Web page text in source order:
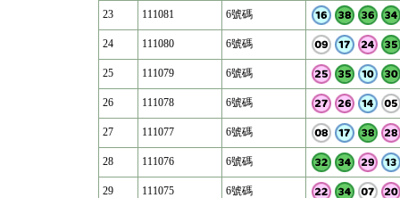
23 111081 6號碼
24 111080 6號碼
25 111079 6號碼
26 111078 6號碼
27 111077 6號碼
28 111076 6號碼
29 111075 6號碼